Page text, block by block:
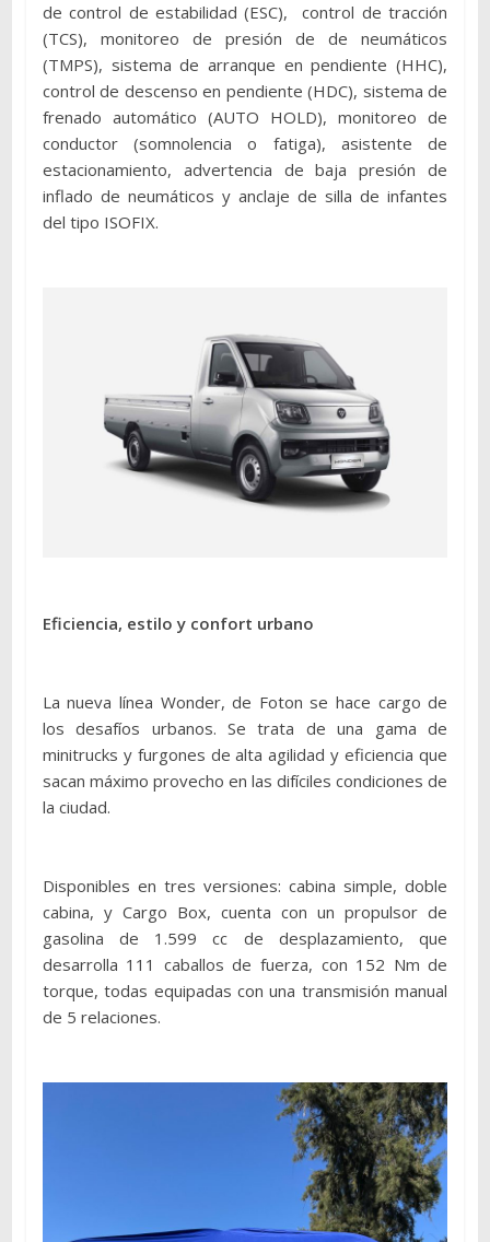
de control de estabilidad (ESC), control de tracción
(TCS), monitoreo de presión de de neumáticos
(TMPS), sistema de arranque en pendiente (HHC),
control de descenso en pendiente (HDC), sistema de
frenado automático (AUTO HOLD), monitoreo de
conductor (somnolencia o fatiga), asistente de
estacionamiento, advertencia de baja presión de
inflado de neumáticos y anclaje de silla de infantes
del tipo ISOFIX.
Eficiencia, estilo y confort urbano
La nueva línea Wonder, de Foton se hace cargo de
los desafíos urbanos. Se trata de una gama de
minitrucks y furgones de alta agilidad y eficiencia que
sacan máximo provecho en las difíciles condiciones de
la ciudad.
Disponibles en tres versiones: cabina simple, doble
cabina, y Cargo Box, cuenta con un propulsor de
gasolina de 1.599 cc de desplazamiento, que
desarrolla 111 caballos de fuerza, con 152 Nm de
torque, todas equipadas con una transmisión manual
de 5 relaciones.